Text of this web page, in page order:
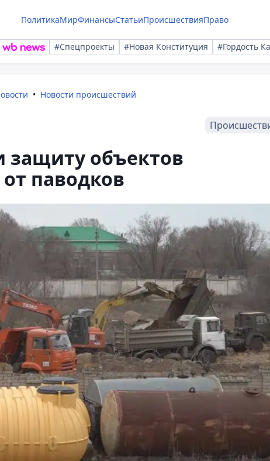
ПолитикаМирФинансыСтатьиПроисшествияПраво
#Спецпроекты #Новая Конституция #Гордость
Новости происшествий
защиту объектов
паводков